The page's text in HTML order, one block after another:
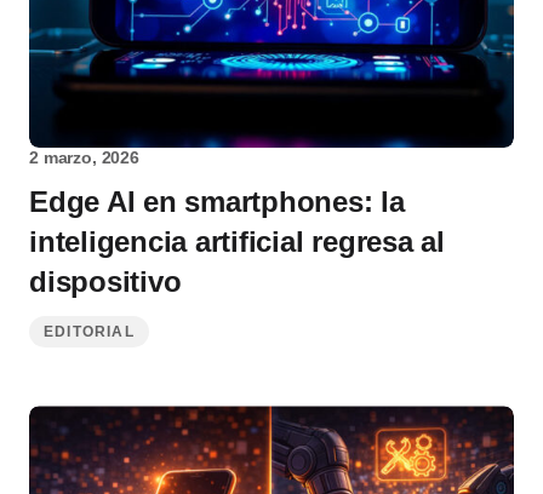
2 marzo, 2026
Edge AI en smartphones: la
inteligencia artificial regresa al
dispositivo
EDITORIAL